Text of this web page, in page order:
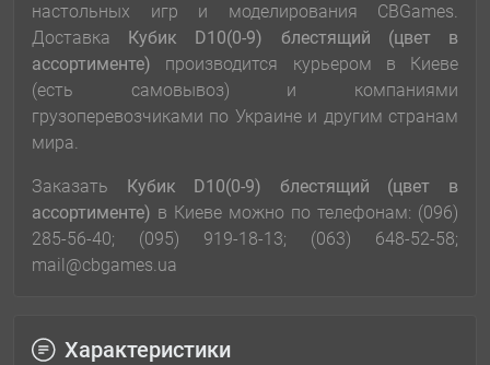
настольных игр и моделирования CBGames.
Доставка Кубик D10(0-9) блестящий (цвет в
ассортименте) производится курьером в Киеве
(есть самовывоз) и компаниями
грузоперевозчиками по Украине и другим странам
мира.
Заказать Кубик D10(0-9) блестящий (цвет в
ассортименте) в Киеве можно по телефонам: (096)
285-56-40; (095) 919-18-13; (063) 648-52-58;
mail@cbgames.ua
Характеристики